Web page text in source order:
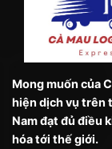
Mong muốn của
hiện dịch vụ trên
Nam đạt đủ điều
hóa tới thế giới.